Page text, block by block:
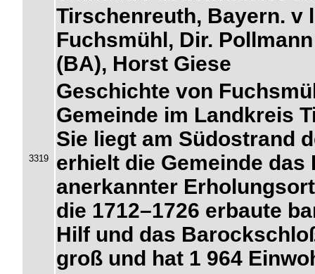
3319
Tirschenreuth, Bayern. v
Fuchsmühl, Dir.
(BA), Horst Giese
Geschichte von
Gemeinde im Landkreis
Sie liegt am Südostrand
erhielt die Gemeinde das
anerkannter
die 1712–1726 erbaute
Hilf und das
groß und hat 1 964